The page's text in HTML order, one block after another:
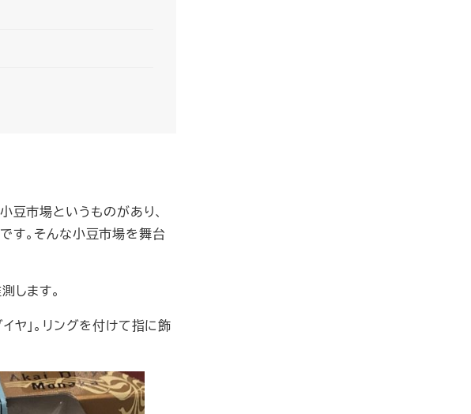
豆市場というものがあり、
す。そんな小豆市場を舞台
します。
ヤ」。リングを付けて指に飾